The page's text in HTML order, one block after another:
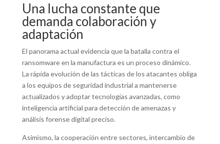
Una lucha constante que
demanda colaboración y
adaptación
El panorama actual evidencia que la batalla contra el
ransomware en la manufactura es un proceso dinámico.
La rápida evolución de las tácticas de los atacantes obliga
a los equipos de seguridad industrial a mantenerse
actualizados y adoptar tecnologías avanzadas, como
inteligencia artificial para detección de amenazas y
análisis forense digital preciso.
Asimismo, la cooperación entre sectores, intercambio de